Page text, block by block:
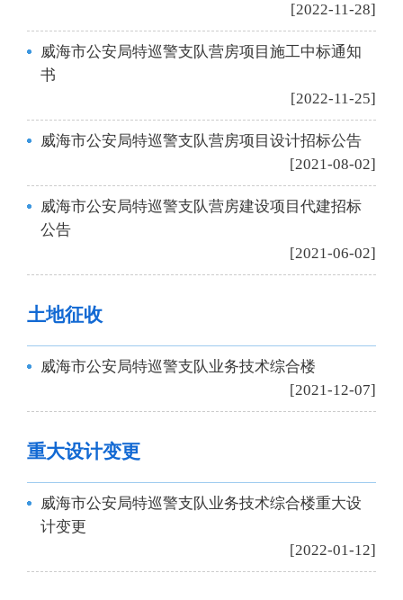
[2022-11-28]
威海市公安局特巡警支队营房项目施工中标通知
书
[2022-11-25]
威海市公安局特巡警支队营房项目设计招标公告
[2021-08-02]
威海市公安局特巡警支队营房建设项目代建招标
公告
[2021-06-02]
土地征收
威海市公安局特巡警支队业务技术综合楼
[2021-12-07]
重大设计变更
威海市公安局特巡警支队业务技术综合楼重大设
计变更
[2022-01-12]